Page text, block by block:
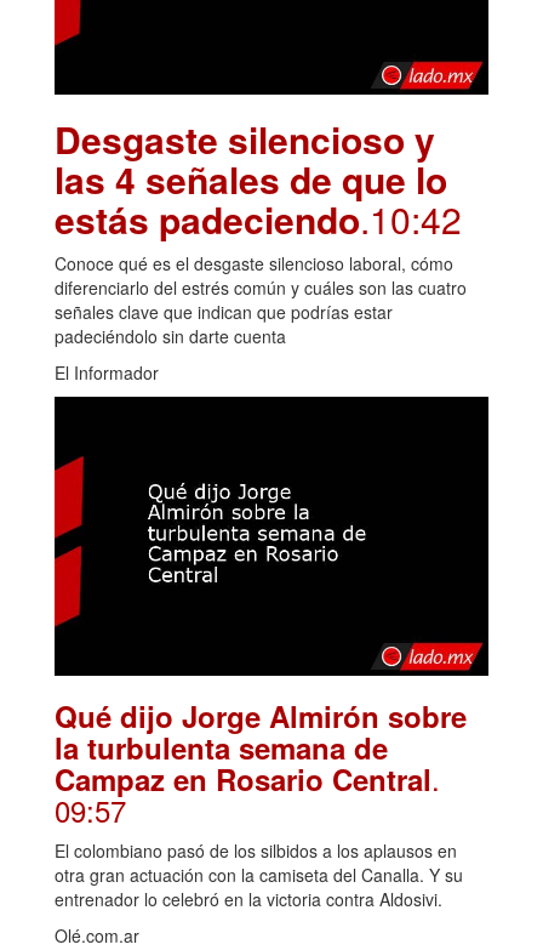
Desgaste silencioso y
las 4 señales de que lo
estás padeciendo.10:42
Conoce qué es el desgaste silencioso laboral, cómo
diferenciarlo del estrés común y cuáles son las cuatro
señales clave que indican que podrías estar
padeciéndolo sin darte cuenta
El Informador
Qué dijo Jorge Almirón sobre
la turbulenta semana de
Campaz en Rosario Central.
09:57
El colombiano pasó de los silbidos a los aplausos en
otra gran actuación con la camiseta del Canalla. Y su
entrenador lo celebró en la victoria contra Aldosivi.
Olé.com.ar